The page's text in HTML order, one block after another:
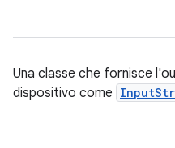
Una classe che fornisce
dispositivo come